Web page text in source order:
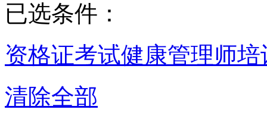
已选条件：
资格证考试健康管理师培
清除全部